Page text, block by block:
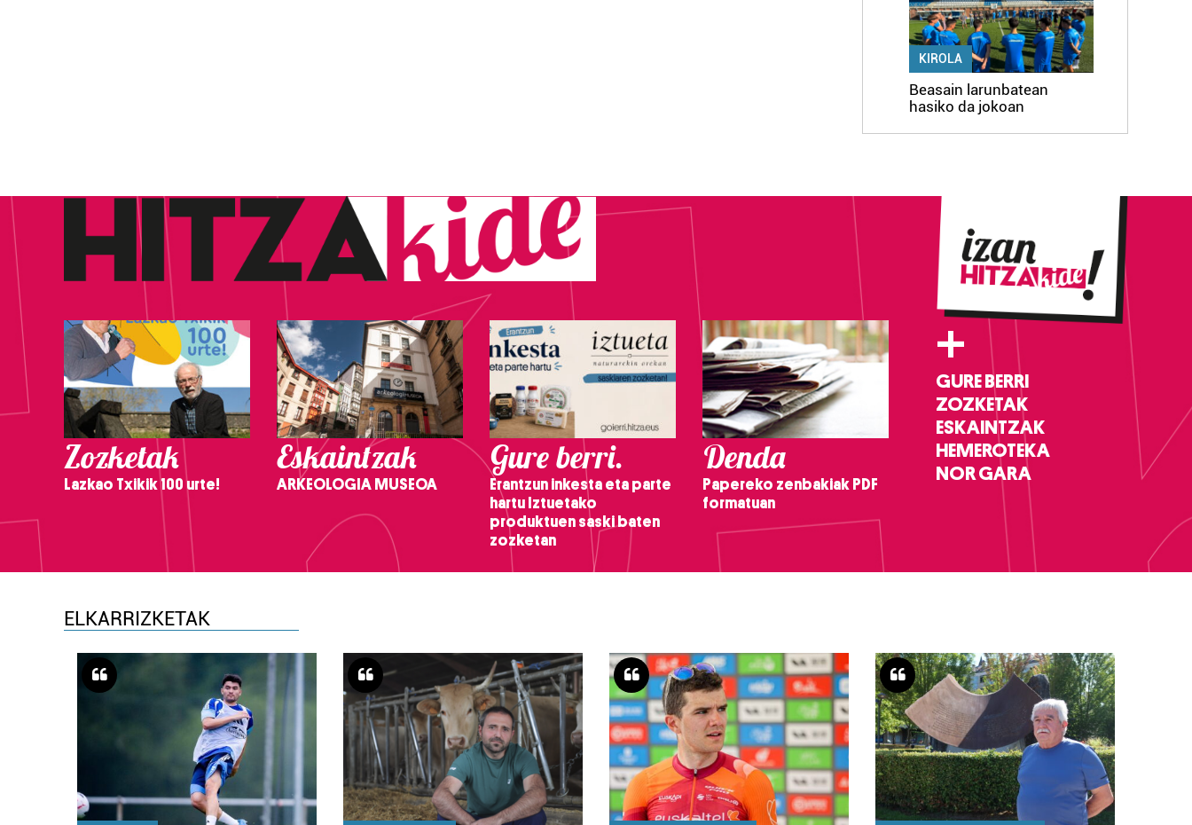
KIROLA
Beasain larunbatean
hasiko da jokoan
Zozketak
Lazkao Txikik 100 urte!
Eskaintzak
ARKEOLOGIA MUSEOA
Gure berri.
Erantzun inkesta eta parte
hartu Iztuetako
produktuen saski baten
zozketan
Denda
Papereko zenbakiak PDF
formatuan
+
GURE BERRI
ZOZKETAK
ESKAINTZAK
HEMEROTEKA
NOR GARA
ELKARRIZKETAK